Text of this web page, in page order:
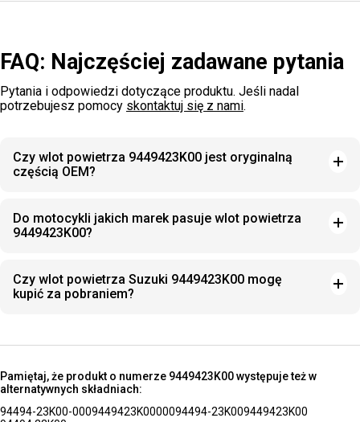
FAQ: Najczęściej zadawane pytania
Pytania i odpowiedzi dotyczące produktu. Jeśli nadal
potrzebujesz pomocy skontaktuj się z nami.
Czy wlot powietrza 9449423K00 jest oryginalną
częścią OEM?
Do motocykli jakich marek pasuje wlot powietrza
9449423K00?
Czy wlot powietrza Suzuki 9449423K00 mogę
kupić za pobraniem?
Pamiętaj, że produkt o numerze 9449423K00 występuje też w
alternatywnych składniach:
94494-23K00-0009449423K0000094494-23K009449423K00